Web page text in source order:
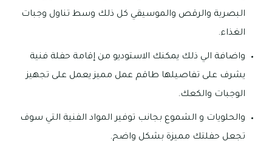
البصرية والرقص والموسيقي كل ذلك وسط تناول وجبات
الغذاء.
واضافة الي ذلك يمكنك الاستوديو من إقامة حفلة فنية
يشرف على تفاصيلها طاقم عمل مميز يعمل على تجهيز
الوجبات والكعك.
والحلويات و الشموع بجانب توفير المواد الفنية التي سوف
تجعل حفلتك مميزة بشكل واضح.